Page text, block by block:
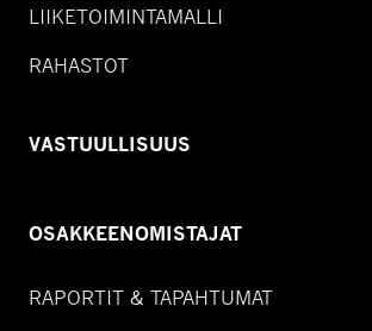
LIIKETOIMINTAMALLI
RAHASTOT
VASTUULLISUUS
OSAKKEENOMISTAJAT
RAPORTIT & TAPAHTUMAT